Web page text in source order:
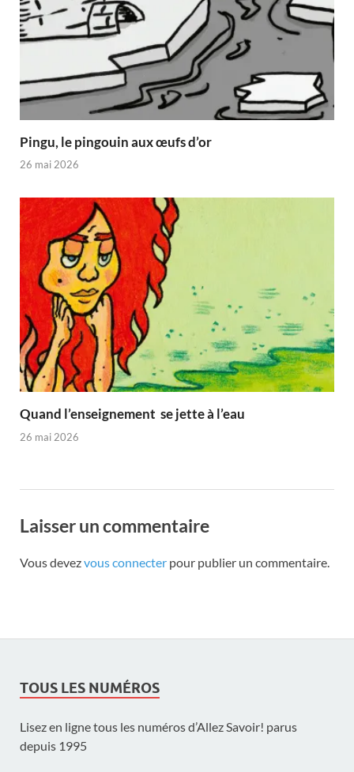
Pingu, le pingouin aux œufs d’or
26 mai 2026
Quand l’enseignement se jette à l’eau
26 mai 2026
Laisser un commentaire
Vous devezvous connecter pour publier un commentaire.
TOUS LES NUMÉROS
Lisez en ligne tous les numéros d’Allez Savoir! parus
depuis 1995